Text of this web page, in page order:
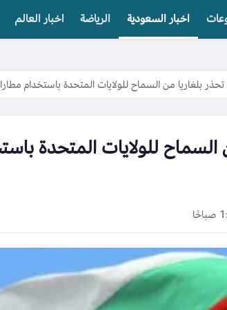
اخبار السعودية الرياضة اخبار العالم
تحذر بلغاريا من السماح للولايات المتحدة باستخدام
السماح للولايات المتحدة